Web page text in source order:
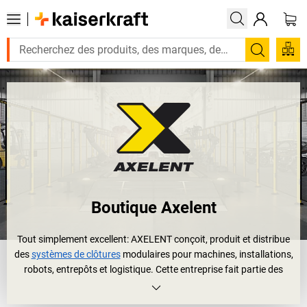
Boutique Axelent
Tout simplement excellent: AXELENT conçoit, produit et distribue
dessystèmes de clôturesmodulaires pour machines, installations,
robots, entrepôts et logistique. Cette entreprise fait partie des
leaders mondiaux dans cette branche.